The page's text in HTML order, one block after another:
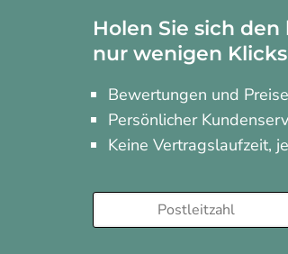
Holen Sie sich
nur wenigen
Bewertungen und
Persönlicher
Keine Vertragslaufzeit,